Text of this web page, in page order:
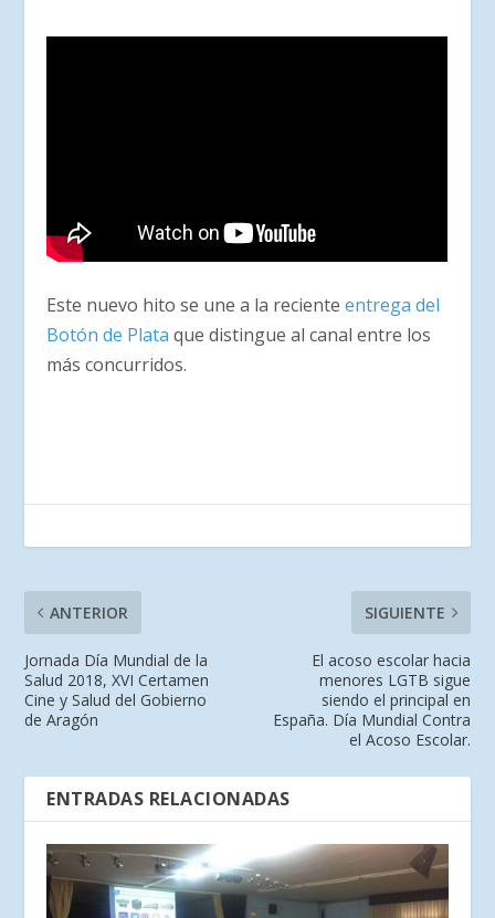
Este nuevo hito se une a la recienteentrega del
Botón de Plata que distingue al canal entre los
más concurridos.
ANTERIOR
Jornada Día Mundial de la
Salud 2018, XVI Certamen
Cine y Salud del Gobierno
de Aragón
SIGUIENTE
El acoso escolar hacia
menores LGTB sigue
siendo el principal en
España. Día Mundial Contra
el Acoso Escolar.
ENTRADAS RELACIONADAS